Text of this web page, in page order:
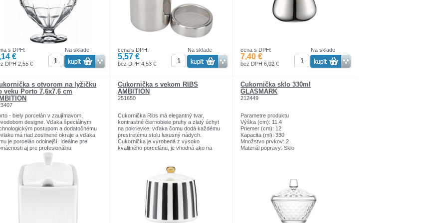
Na sklade
s DPH:
€
DPH 2,55 €
Na sklade
cena s DPH:
5,57 €
bez DPH 4,53 €
Na sklade
cena s DPH:
7,40 €
bez DPH 6,02 €
s otvorom na lyžičku
veku Porto 7,6x7,6 cm
- biely porcelán v zaujímavom,
designe. Vďaka špeciálnym
postupom a dodatočnému
má riad zosilnené okraje a vďaka
je porcelán odolnejší. Ideálne pre
aj pre profesionálnu
vo veku.
Cukornička s vekom RIBS
AMBITION
251650
Cukornička Ribs má elegantný tvar,
kontrastné čiernobiele pruhy a zlatý úchyt
na pokrievke, vďaka čomu dodá každému
prestretému stolu luxusný nádych.
Cukornička je vyrobená z vysoko
kvalitného porcelánu, je vhodná ako na
dekoratívny prvok na stole. Na zachovanie
kvality zlatých zdobení sa odporúča ručné
umývanie. Produkt nie je vhodný do
mikrovlnej rúry.
Objem: celkový, úplne po okraj 300 ml,
úžitkový objem: 250 ml
Design: výrazný čiernobiely pruhovaný vzor
so zlatým úchytom na pokrievke
Kvalita spracovania: porcelán s vysokou
Cukornička sklo 330ml
GLASMARK
212449
Parametre produktu
Výška (cm): 11.4
Priemer (cm): 12
Kapacita (ml): 330
Množstvo prvkov: 2
Materiál popravy: Sklo
vysoké úžitkové a funkčné hodnoty
Ideálne pre domáce, stravovacie a hotelové
klasický tvar a univerzálny štýl
vhodné do umývačky riadu
vynikajúci pomer ceny a kvality!
KONTEJNER S KRYTÍM, objem 330 ml,